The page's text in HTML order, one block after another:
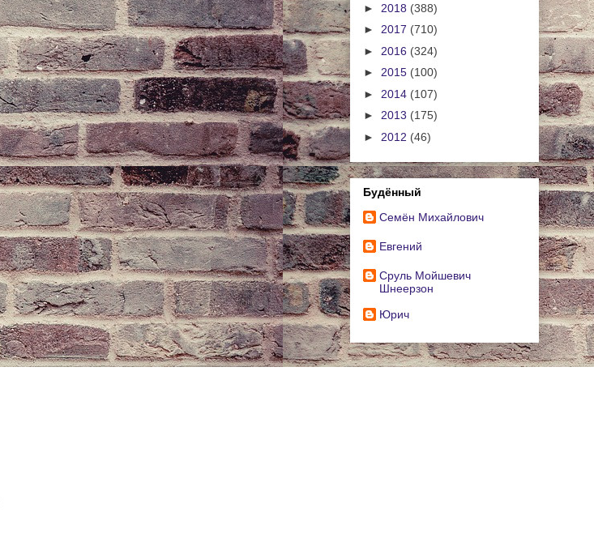
► 2018 (388)
► 2017 (710)
► 2016 (324)
► 2015 (100)
► 2014 (107)
► 2013 (175)
► 2012 (46)
Будённый
Cемён Михайлович
Евгений
Сруль Мойшевич
Шнеерзон
Юрич